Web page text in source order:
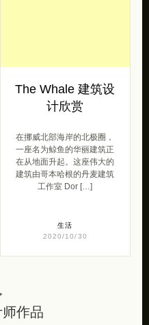
The Whale 建筑设
计欣赏
在挪威北部海岸的北极圈，
一座名为鲸鱼的华丽建筑正
在从地面升起。这座伟大的
建筑由哥本哈根的丹麦建筑
工作室 Dor […]
生活
2020/10/30
作品